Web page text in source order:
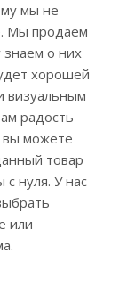
мы не
Мы продаем
знаем о них
хорошей
визуальным
радость
вы можете
товар
нуля. У нас
или